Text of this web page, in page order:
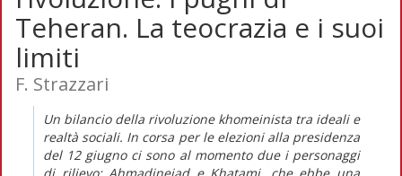
Teheran. La teocrazia e i suoi
limiti
F. Strazzari
Un bilancio della rivoluzione khomeinista tra ideali e
realtà sociali. In corsa per le elezioni alla presidenza
del 12 giugno ci sono al momento due i personaggi